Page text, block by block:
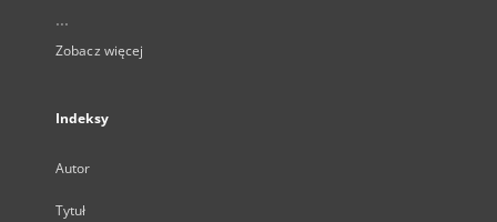
...
Zobacz więcej
Indeksy
Autor
Tytuł